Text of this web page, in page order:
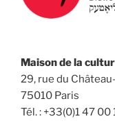
Maison de la
29, rue du Château-
75010 Paris
Tél. : +33(0)1 47 00